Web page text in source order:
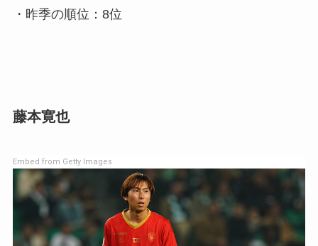
・昨季の順位：8位
藤本寛也
Embed from Getty Images